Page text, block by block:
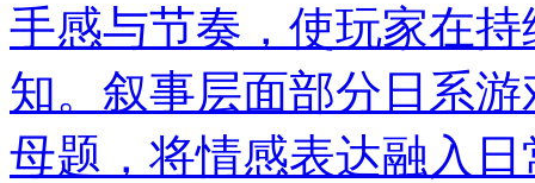
手感与节奏，使玩家在
知。叙事层面部分日系
母题，将情感表达融入